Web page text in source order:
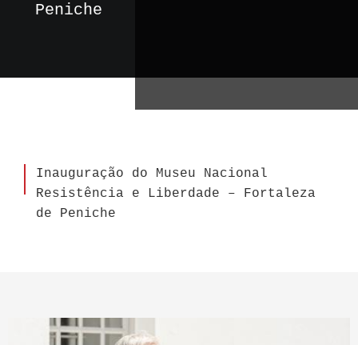
Peniche
Inauguração do Museu Nacional
Resistência e Liberdade – Fortaleza
de Peniche